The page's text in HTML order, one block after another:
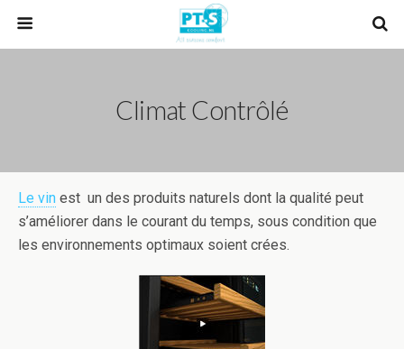
Climat Contrôlé
Le vin est un des produits naturels dont la qualité peut
s’améliorer dans le courant du temps, sous condition que
les environnements optimaux soient crées.